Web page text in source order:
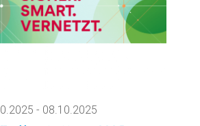
- 08.10.2025